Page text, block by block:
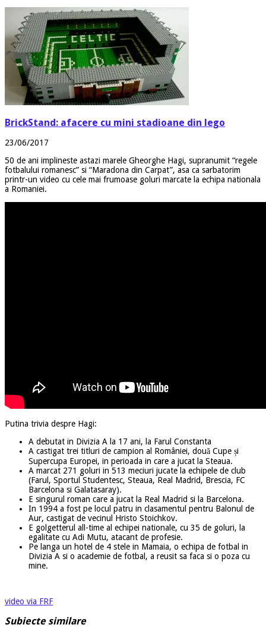
BrickStand: afacere cu mini stadioane din lego
23/06/2017
50 de ani implineste astazi marele Gheorghe Hagi, supranumit “regele
fotbalului romanesc” si “Maradona din Carpat”, asa ca sarbatorim
printr-un video cu cele mai frumoase goluri marcate la echipa nationala
a Romaniei.
Putina trivia despre Hagi:
A debutat in Divizia A la 17 ani, la Farul Constanta
A castigat trei titluri de campion al României, două Cupe și
Supercupa Europei, in perioada in care a jucat la Steaua.
A marcat 271 goluri in 513 meciuri jucate la echipele de club
(Farul, Sportul Studentesc, Steaua, Real Madrid, Brescia, FC
Barcelona si Galatasaray).
E singurul roman care a jucat la Real Madrid si la Barcelona.
In 1994 a fost pe locul patru in clasamentul pentru Balonul de
Aur, castigat de vecinul Hristo Stoichkov.
E golgetterul all-time al echipei nationale, cu 35 de goluri, la
egalitate cu Adi Mutu, atacant de profesie.
Pe langa un hotel de 4 stele in Mamaia, o echipa de fotbal in
Divizia A si o academie de fotbal, a reusit sa faca si o poza cu
mine.
video via FRF
Subiecte similare